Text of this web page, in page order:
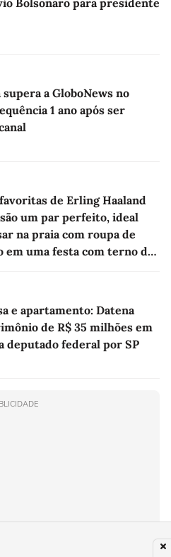
Bolsonaro para presidente
a GloboNews no
1 ano após ser
de Erling Haaland
um par perfeito, ideal
na praia com roupa de
em uma festa com terno de
e apartamento: Datena
de R$ 35 milhões em
deputado federal por SP